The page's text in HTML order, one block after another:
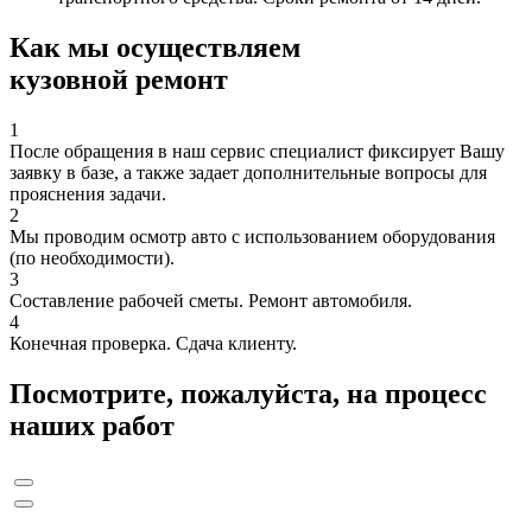
Как мы осуществляем
кузовной ремонт
1
После обращения в наш сервис специалист фиксирует Вашу
заявку в базе, а также задает дополнительные вопросы для
прояснения задачи.
2
Мы проводим осмотр авто с использованием оборудования
(по необходимости).
3
Составление рабочей сметы. Ремонт автомобиля.
4
Конечная проверка. Сдача клиенту.
Посмотрите, пожалуйста, на процесс
наших работ